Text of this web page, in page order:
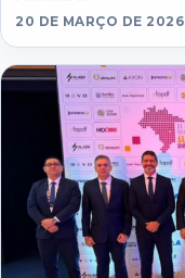
20 DE MARÇO DE 2026